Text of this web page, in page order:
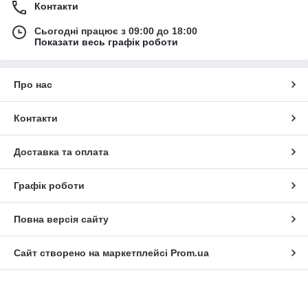
Контакти
Сьогодні працює з 09:00 до 18:00
Показати весь графік роботи
Про нас
Контакти
Доставка та оплата
Графік роботи
Повна версія сайту
Сайт створено на маркетплейсі Prom.ua